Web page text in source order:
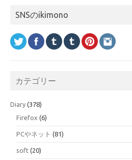
SNSのikimono
カテゴリー
Diary (378)
Firefox (6)
PCやネット (81)
soft (20)